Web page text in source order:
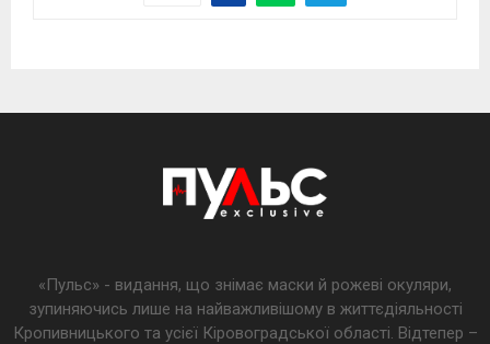
«Пульс» - видання, що знімає маски й рожеві окуляри,
зупиняючись лише на найважливішому в життєдіяльності
Кропивницького та усієї Кіровоградської області. Відтепер –